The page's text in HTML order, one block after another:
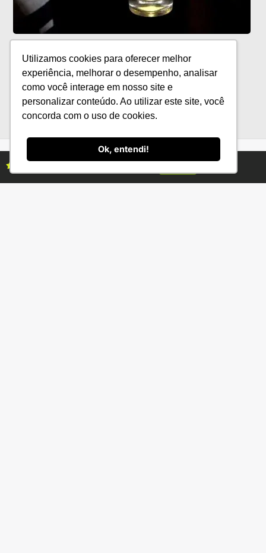
Utilizamos cookies para oferecer melhor
experiência, melhorar o desempenho, analisar
como você interage em nosso site e
personalizar conteúdo. Ao utilizar este site, você
concorda com o uso de cookies.
Ok, entendi!
Indicação Geográfica da cachaça é
reconhecida no Circuito das Águas
Paulista
Links úteis
Conteúdo Grãos
Florestas Hortifrúti
Categorias Eventos